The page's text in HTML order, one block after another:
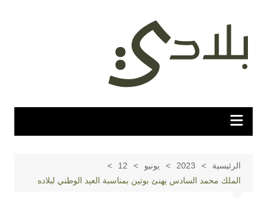
المحتوى
الرئيسية 2023 يونيو
12
الملك محمد السادس يهنئ بوتين بمناسبة العيد الوطني لبلاده